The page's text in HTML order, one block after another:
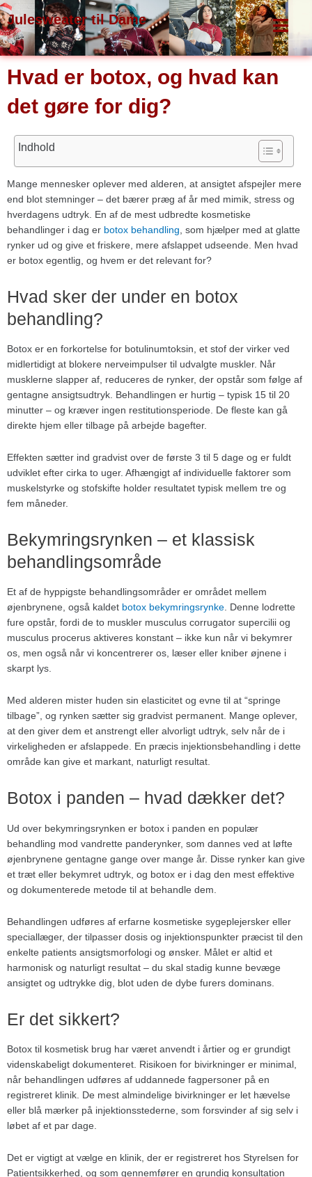
Gå
til
indholdet
Julesweater til Dame
Hvad er botox, og hvad kan
det gøre for dig?
Indhold
Mange mennesker oplever med alderen, at ansigtet afspejler mere
end blot stemninger – det bærer præg af år med mimik, stress og
hverdagens udtryk. En af de mest udbredte kosmetiske
behandlinger i dag er botox behandling , som hjælper med at glatte
rynker ud og give et friskere, mere afslappet udseende. Men hvad
er botox egentlig, og hvem er det relevant for?
Hvad sker der under en botox
behandling?
Botox er en forkortelse for botulinumtoksin, et stof der virker ved
midlertidigt at blokere nerveimpulser til udvalgte muskler. Når
musklerne slapper af, reduceres de rynker, der opstår som følge af
gentagne ansigtsudtryk. Behandlingen er hurtig – typisk 15 til 20
minutter – og kræver ingen restitutionsperiode. De fleste kan gå
direkte hjem eller tilbage på arbejde bagefter.
Effekten sætter ind gradvist over de første 3 til 5 dage og er fuldt
udviklet efter cirka to uger. Afhængigt af individuelle faktorer som
muskelstyrke og stofskifte holder resultatet typisk mellem tre og
fem måneder.
Bekymringsrynken – et klassisk
behandlingsområde
Et af de hyppigste behandlingsområder er området mellem
øjenbrynene, også kaldet botox bekymringsrynke. Denne lodrette
fure opstår, fordi de to muskler musculus corrugator supercilii og
musculus procerus aktiveres konstant – ikke kun når vi bekymrer
os, men også når vi koncentrerer os, læser eller kniber øjnene i
skarpt lys.
Med alderen mister huden sin elasticitet og evne til at “springe
tilbage”, og rynken sætter sig gradvist permanent. Mange oplever,
at den giver dem et anstrengt eller alvorligt udtryk, selv når de i
virkeligheden er afslappede. En præcis injektionsbehandling i dette
område kan give et markant, naturligt resultat.
Botox i panden – hvad dækker det?
Ud over bekymringsrynken er botox i panden en populær
behandling mod vandrette panderynker, som dannes ved at løfte
øjenbrynene gentagne gange over mange år. Disse rynker kan give
et træt eller bekymret udtryk, og botox er i dag den mest effektive
og dokumenterede metode til at behandle dem.
Behandlingen udføres af erfarne kosmetiske sygeplejersker eller
speciallæger, der tilpasser dosis og injektionspunkter præcist til den
enkelte patients ansigtsmorfologi og ønsker. Målet er altid et
harmonisk og naturligt resultat – du skal stadig kunne bevæge
ansigtet og udtrykke dig, blot uden de dybe furers dominans.
Er det sikkert?
Botox til kosmetisk brug har været anvendt i årtier og er grundigt
videnskabeligt dokumenteret. Risikoen for bivirkninger er minimal,
når behandlingen udføres af uddannede fagpersoner på en
registreret klinik. De mest almindelige bivirkninger er let hævelse
eller blå mærker på injektionsstederne, som forsvinder af sig selv i
løbet af et par dage.
Det er vigtigt at vælge en klinik, der er registreret hos Styrelsen for
Patientsikkerhed, og som gennemfører en grundig konsultation